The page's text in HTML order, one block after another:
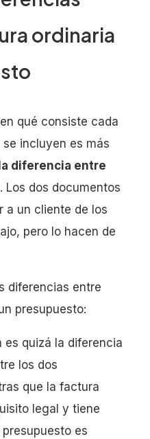
ordinaria
qué consiste cada
incluyen es más
diferencia entre
. Los dos documentos
a un cliente de los
pero lo hacen de
diferencias entre
presupuesto:
es quizá la diferencia
los dos
que la factura
legal y tiene
es